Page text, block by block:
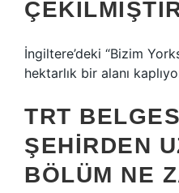
İngiltere’deki “Bizim
hektarlık bir alanı
TRT
ŞEHIRDEN
BÖLÜM NE